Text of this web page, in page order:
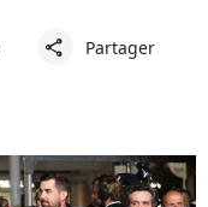
share Partager